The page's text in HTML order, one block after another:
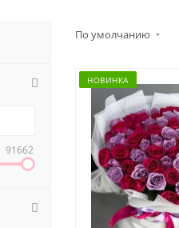
По умолчанию
НОВИНКА
91662